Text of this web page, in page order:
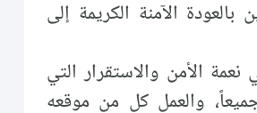
بالعودة الآمنة الكريمة إلى
نعمة الأمن والاستقرار التي
والعمل كل من موقعه